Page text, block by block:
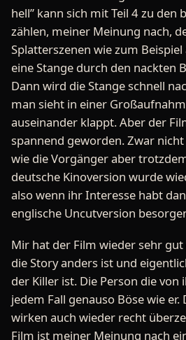
hell” kann sich mit Teil 4 zu den
zählen, meiner Meinung nach,
Splatterszenen wie zum
eine Stange durch den nackten
Dann wird die Stange schnell
man sieht in einer
auseinander klappt. Aber der
spannend geworden. Zwar
wie die Vorgänger aber
deutsche Kinoversion wurde
also wenn ihr Interesse habt
englische Uncutversion
Mir hat der Film wieder sehr
die Story anders ist und
der Killer ist. Die Person die von
jedem Fall genauso Böse wie er.
wirken auch wieder recht
Film ist meiner Meinung nach